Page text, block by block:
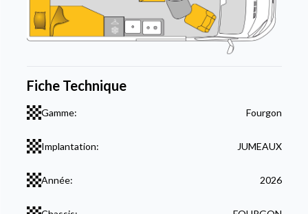
Fiche Technique
Gamme: Fourgon
Implantation: JUMEAUX
Année: 2026